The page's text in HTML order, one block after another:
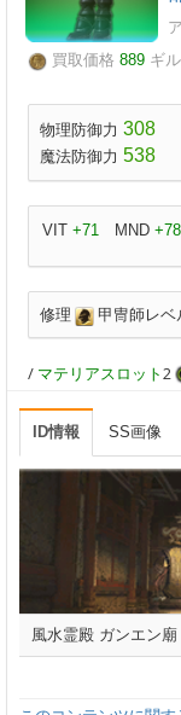
買取価格 889 ギル
物理防御力 308
魔法防御力 538
VIT +71 MND +78
修理 甲冑師レ
/ マテリアスロット2
ID情報 SS画像
風水霊殿 ガンエン廟